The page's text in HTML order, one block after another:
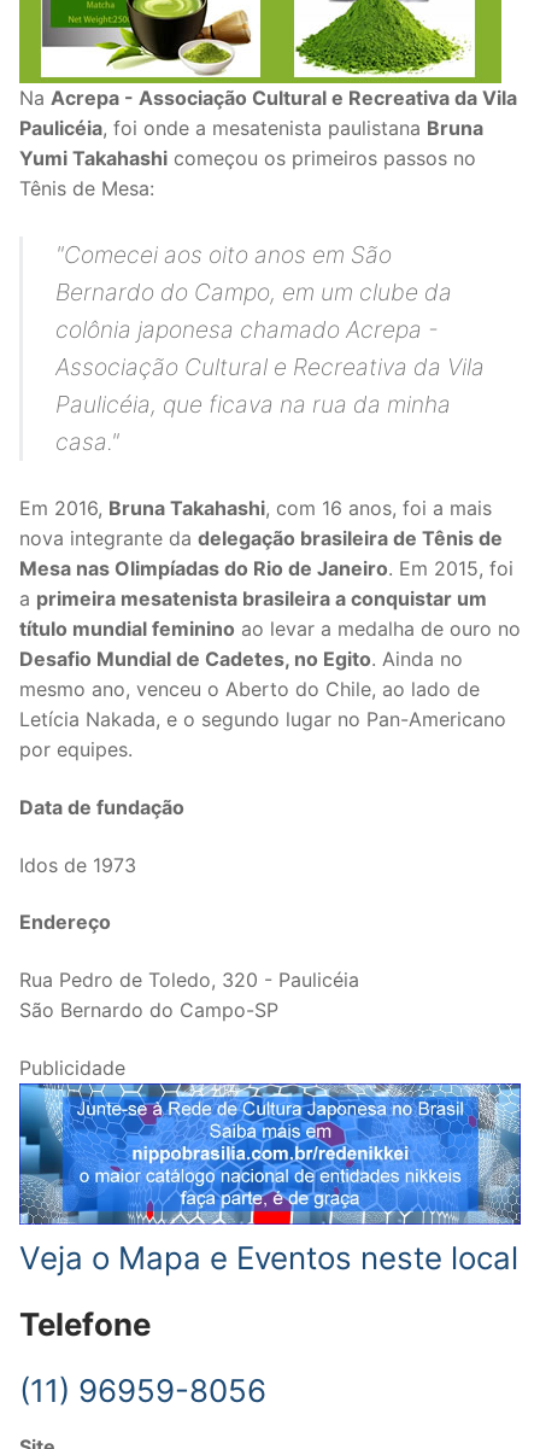
Na Acrepa - Associação Cultural e Recreativa da Vila
Paulicéia, foi onde a mesatenista paulistana Bruna
Yumi Takahashi começou os primeiros passos no
Tênis de Mesa:
"Comecei aos oito anos em São
Bernardo do Campo, em um clube da
colônia japonesa chamado Acrepa -
Associação Cultural e Recreativa da Vila
Paulicéia, que ficava na rua da minha
casa."
Em 2016, Bruna Takahashi, com 16 anos, foi a mais
nova integrante da delegação brasileira de Tênis de
Mesa nas Olimpíadas do Rio de Janeiro. Em 2015, foi
a primeira mesatenista brasileira a conquistar um
título mundial feminino ao levar a medalha de ouro no
Desafio Mundial de Cadetes, no Egito. Ainda no
mesmo ano, venceu o Aberto do Chile, ao lado de
Letícia Nakada, e o segundo lugar no Pan-Americano
por equipes.
Data de fundação
Idos de 1973
Endereço
Rua Pedro de Toledo, 320 - Paulicéia
São Bernardo do Campo-SP
Publicidade
Veja o Mapa e Eventos neste local
Telefone
(11) 96959-8056